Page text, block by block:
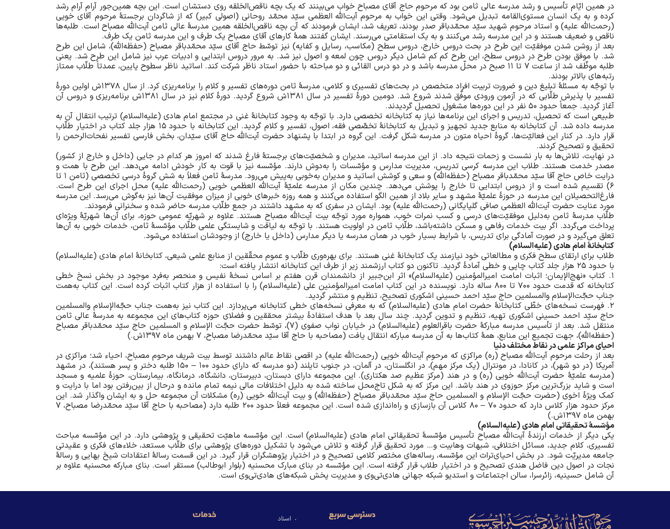
در همین ایّام تأسیس و رشد مدرسه عالی ثامن بود که مرحوم حاج آقای مصباح خواب می‌بینند که یک بچه ناقص‌الخلقه روی دستشان است. این بچه همین‌جور آرام آرام رشد
کرده و به یک انسان مستوی‌القامه تبدیل می‌شود. وقتی این خواب به مرحوم آیت‌الله العظمی سیّد محمّد روحانی (اصولی کبیر) که از شاگردان برجستۀ مرحوم آقای خویی
(رحمت‌الله علیه) و استاد مرحوم شهید سیّد محمّد‌باقر صدر بودند، تعریف شد، ایشان فرمودند که آن بچه ناقص‌الخلقه همین مدرسۀ عالی ثامن آیت‌الله مصباح است. طلبه‌ها
ناقص و ضعیف هستند و در این مدرسه رشد می‌کنند و به یک استقامتی می‌رسند. ایشان گفتند همۀ کارهای آقای مصباح یک طرف و این مدرسه ثامن یک طرف.
بعد از روشن شدن موفقیّت این طرح در بحث دروس خارج، دروس سطح (مکاسب، رسایل و کفایه) نیز توسّط حاج آقای سیّد محمّد‌باقر مصباح (حفظه‌الله)، شامل این طرح
شد. با موفق بودن طرح در دروس سطح، این طرح کم کم شامل دیگر دروس چون لمعه و اصول نیز شد. به مرور دروس ابتدایی و ادبیات عرب نیز شامل این طرح شد. یعنی
طلبه موظّف شد از ساعت 7 تا 11 صبح در محلّ مدرسه باشد و در دو درس القائی و دو مباحثه با حضور استاد ناظر شرکت کند. اساتید ناظر سطوح پایین، عمدتاً طلّاب ممتاز
رتبه‌های بالاتر بودند.
با توجّه به مسئلۀ تبلیغ دین و ضرورت تربیت افراد متخصص در بحث‌های تفسیری و کلامی، مدرسۀ ثامن دوره‌های تفسیر و کلام را برنامه‌ریزی کرد. از سال 1378ش اولین دورۀ
تفسیر با پذیرش طلّابی که در آزمون ورودی موفّق شدند شروع شد. دومین دورۀ تفسیر در سال 1381ش شروع گردید. دورۀ کلام نیز در سال 1381ش برنامه‌ریزی و دروس آن
آغاز گردید. جمعاً حدود 50 نفر در این دوره‌ها مشغول تحصیل گردیدند.
طبیعی است که تحصیل، تدریس و اجرای این برنامه‌ها نیاز به کتابخانه تخصصی دارد. با توجّه به وجود کتابخانۀ غنی در مجتمع امام هادی (علیه‌السلام) ترتیب انتقال آن به
مدرسه داده شد. آن کتابخانه به منابع جدید تجهیز و تبدیل به کتابخانۀ تخصّصی فقه، اصول، تفسیر و کلام گردید. این کتابخانه با حدود 15 هزار جلد کتاب در اختیار طلّاب
قرار دارد. در کنار این فعالیّت‌ها، گروۀ احیاه متون در مدرسه شکل گرفت. این گروه در ابتدا با پشنهاد حضرت آیت‌الله حاج آقای سیّدان، بخش فارسی تفسیر نفحات‌الرحمن را
تحقیق و تصحیح کردند.
در نهایت، تلاش‌ها به بار نشست و زحمات نتیجه داد. از این مدرسه اساتید، مدیران و شخصیّت‌های برجستۀ فارغ شدند که امروز هر کدام در جایی (داخل و خارج از کشور)
مصدر خدمت هستند. طلاب این مدرسه کرسی تدریس، مدیریت مدارس و مؤسّسات را به‌دوش دارند. مؤسّسه نیز با قوت به کار خودش ادامه می‌دهد. این طرح با همت و
درایت خاص حاج آقا سیّد محمّد‌باقر مصباح (حفظه‌الله) و سعی و کوشش اساتید و مدیران به‌خوبی به‌پیش می‌رود. مدرسۀ ثامن فعلاً به شش گروۀ درسی تخصصی (ثامن 1 تا
6) تقسیم شده است و از دروس ابتدایی تا خارج را پوشش می‌دهد. چندین مکان از مدرسه علمیّۀ آیت‌الله العظمی خویی (رحمت‌الله علیه) محل اجرای این طرح است.
فارغ‌التحصیلان این مدرسه در حوزۀ علمیّۀ مشهد و سایر بلاد از همین الگو استفاده می‌کنند و همه روزه خبرهای خوبی از میزان موفقیت آن‌ها نیز به‌گوش می‌رسد. این مدرسه
مورد عنایت حضرت آیت‌الله العظمی صافی گلپایگانی (رحمت‌الله علیه) بود. ایشان در سفری که به مشهد داشتند در جمع طلّاب مدرسه حاضر شده و سخنرانی فرمودند.
طلّاب مدرسۀ ثامن به‌دلیل موفقیّت‌های درسی و کسب نمرات خوب، همواره مورد توجّه بیت آیت‌الله مصباح هستند. علاوه بر شهریّه عمومی حوزه، برای آن‌ها شهریّۀ ویژه‌ای
پرداخت می‌گردد. اگر بیت خدمات رفاهی و مسکن داشته‌باشد، طلّاب ثامن در اولویت هستند. با توجّه به لیاقت و شایستگی علمی طلّاب مؤسّسۀ ثامن، خدمات خوبی به آن‌ها
تعلق می‌گیرد و در صورت آمادگی برای تدریس، با شرایط بسیار خوب در همان مدرسه یا دیگر مدارس (داخل یا خارج) از وجودشان استفاده می‌شود.
کتابخانۀ امام هادی (علیه‌السلام)
طلاب برای ارتقای سطح فکری و مطالعاتی خود نیازمند یک کتابخانۀ غنی هستند. برای بهره‌وری طلّاب و عموم محقّقین از منابع علمی شیعی، کتابخانۀ امام هادی (علیه‌السلام)
با حدود 25 هزار جلد کتاب چاپی و خطی آمادۀ گردید. تاکنون دو کتاب ارزشمند زیر از طرف این کتابخانه انتشار یافته است:
1. کتاب «نهج‌الإیمان؛ اثبات امامت امیر‌المؤمنین (علیه‌السلام)» اثر ابن‌جبیر از دانشمندان قرن هفتم بر اساس نسخۀ نفیس و منحصر به‌فرد موجود در بخش نسخ خطی
کتابخانه که قدمت حدود 700 تا 800 ساله دارد. نویسنده در این کتاب امامت امیر‌المؤمنین علی (علیه‌السلام) را با استفاده از هزار کتاب اثبات کرده است. این کتاب به‌همت
جناب حجّت‌الإسلام والمسلمین حاج سیّد احمد حسینی اشکوری تصحیح، تنظیم و منتشر گردید.
2. فهرست نسخه‌های خطّی کتابخانۀ حضرت امام هادی (علیه‌السلام) که به معرفی نسخه‌های خطی کتابخانه می‌پردازد. این کتاب نیز به‌همت جناب حجّه‌الإسلام والمسلمین
حاج سیّد احمد حسینی اشکوری تهیه، تنظیم و تدوین گردید. چند سال بعد با هدف استفادۀ بیشتر محققین و فضلای حوزه کتاب‌های این مجموعه به مدرسۀ عالی ثامن
منتقل شد. بعد از تأسیس مدرسه مبارکۀ حضرت باقر‌العلوم (علیه‌السلام) در خیابان نواب صفوی (7)، توسّط حضرت حجّت الإسلام و المسلمین حاج سیّد محمّد‌باقر مصباح
(حفظه‌الله)، جهت تجمیع این منابع، همۀ کتاب‌ها به آن مدرسه مبارکه انتقال یافت (مصاحبه با حاج آقا سیّد محمّد‌رضا مصباح، 7 بهمن ماه 1397ش.)
احیای مراکز علمی در نقاط مختلف دنیا
بعد از رحلت مرحوم آیت‌الله مصباح (ره) مراکزی که مرحوم آیت‌الله خویی (رحمت‌الله علیه) در اقصی نقاط عالم داشتند توسط بیت شریف مرحوم مصباح، احیاء شد؛ مراکزی در
آمریکا (در دو شهر)، در کانادا، در مونترال (یک مرکز مهم)، در انگلستان، در آلمان، در جنوب تایلند (دو مدرسه که دارای حدود 100 – 150 طلبه دختر و پسر هستند)، در مشهد
(مدرسه علمیّۀ حضرت آیت‌الله خویی (ره) و در هند (مرکز عظیم صد هکتاری). این مجموعه دارای دبستان، دبیرستان، دانشگاه، درمانگاه، بیمارستان، حوزۀ علمیه و مسجد
است و شاید بزرگ‌‌ترین مرکز حوزوی در هند باشد. این مرکز که به شکل تاج‌‌محل ساخته‌ شده به دلیل اختلافات مالی نیمه‌ تمام مانده و در‌حال از بین‌رفتن بود اما با درایت و
کمک ویژۀ اخوی (حضرت حجّت الإسلام و المسلمین حاج سیّد محمّد‌باقر مصباح (حفظه‌الله) و بیت آیت‌الله خویی (ره) مشکلات آن مجموعه حل و به ایشان واگذار شد. این
مرکز حدود هزار کلاس دارد که حدود 70 – 80 کلاس آن بازسازی و راه‌‌اندازی شده است. این مجموعه فعلاً حدود 200 طلبه دارد (مصاحبه با حاج آقا سیّد محمّد‌رضا مصباح، 7
بهمن ماه 1397ش.)
مؤسّسۀ تحقیقاتی امام هادی (علیه‌السلام)
یکی دیگر از خدمات ارزندۀ آیت‌الله مصباح تأسیس مؤسّسۀ تحقیقاتی امام هادی (علیه‌السلام) است. این مؤسّسه ماهیّت تحقیقی و پژوهشی دارد. در این مؤسّسه مباحث
تفسیری، کلام جدید، مسائل اختلافی، شبهات وهابیت و… مورد تحقیق قرار گرفته و تلاش می‌شود با تشکیل دوره‌های پژوهشی برای طلّاب مستعد، خلاء‌های فکری و عقیدتی
جامعه مدیریّت شود. در بخش احیای‌تراث این مؤسّسه، رساله‌های مختصر کلامی تصحیح و در اختیار پژوهشگران قرار گیرد. در این قسمت رسالۀ اعتقادات شیخ بهایی و رسالۀ
نجات در اصول دین فاضل هندی تصحیح و در اختیار طلاب قرار گرفته است. این مؤسّسه در بنای مبارک محسنیه (بلوار ابوطالب) مستقر است. بنای مبارکه محسنیه علاوه بر
آن شامل حسینیه، زائر‌سرا، سالن اجتماعات و استدیو شبکه جهانی هادی‌تی‌وی و مدیریت پخش شبکه‌های هادی‌تی‌وی است.
دسترسی سریع اسناد خدمات